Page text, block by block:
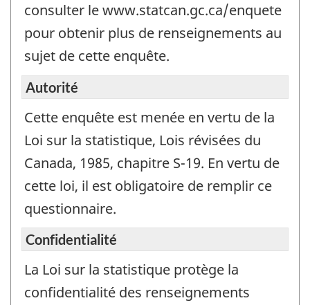
consulter le www.statcan.gc.ca/enquete
pour obtenir plus de renseignements au
sujet de cette enquête.
Autorité
Cette enquête est menée en vertu de la
Loi sur la statistique, Lois révisées du
Canada, 1985, chapitre S-19. En vertu de
cette loi, il est obligatoire de remplir ce
questionnaire.
Confidentialité
La Loi sur la statistique protège la
confidentialité des renseignements